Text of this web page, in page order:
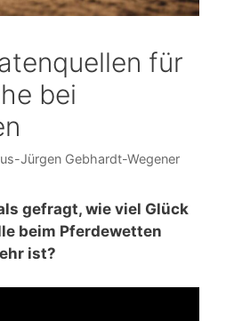
für
bei
Jürgen Gebhardt-Wegener
gefragt, wie viel Glück
beim Pferdewetten
ist?